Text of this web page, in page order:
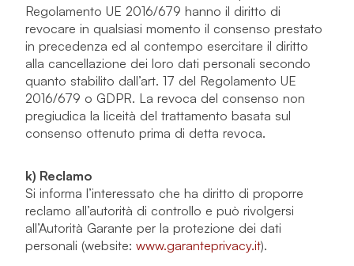
Regolamento UE 2016/679 hanno il diritto di
revocare in qualsiasi momento il consenso prestato
in precedenza ed al contempo esercitare il diritto
alla cancellazione dei loro dati personali secondo
quanto stabilito dall’art. 17 del Regolamento UE
2016/679 o GDPR. La revoca del consenso non
pregiudica la liceità del trattamento basata sul
consenso ottenuto prima di detta revoca.
k) Reclamo
Si informa l’interessato che ha diritto di proporre
reclamo all’autorità di controllo e può rivolgersi
all’Autorità Garante per la protezione dei dati
personali (website: www.garanteprivacy.it).